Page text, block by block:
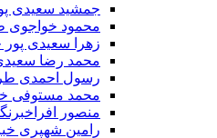
جمشید سعیدی
محمود خواجوی
زهرا سعیدی پور
محمد رضا سعیدی
رسول احمدی
محمد مستوفی
منصور
رامین شهپری